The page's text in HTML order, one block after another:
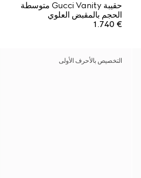
حقيبة Gucci Vanity متوسطة
الحجم بالمقبض العلوي
€ 1.740
التخصيص بالأحرف الأولى